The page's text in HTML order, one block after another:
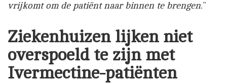
vrijkomt om de patiënt naar binnen te brengen.”
Ziekenhuizen lijken niet
overspoeld te zijn met
Ivermectine-patiënten